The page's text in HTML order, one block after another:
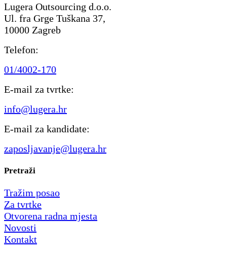
Lugera Outsourcing d.o.o.
Ul. fra Grge Tuškana 37,
10000 Zagreb
Telefon:
01/4002-170
E-mail za tvrtke:
info@lugera.hr
E-mail za kandidate:
zaposljavanje@lugera.hr
Pretraži
Tražim posao
Za tvrtke
Otvorena radna mjesta
Novosti
Kontakt